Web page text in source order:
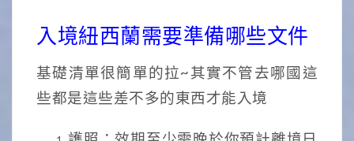
入境紐西蘭需要準備哪些文件
基礎清單很簡單的拉~其實不管去哪國這
些都是這些差不多的東西才能入境